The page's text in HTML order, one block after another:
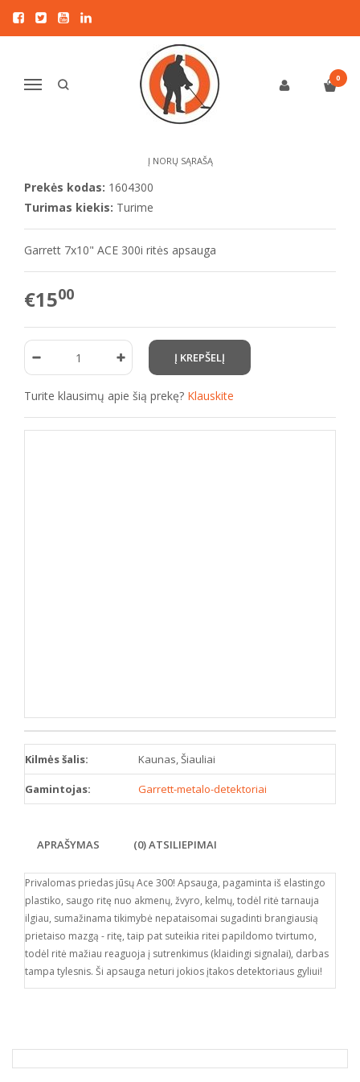
Navigacija
0
Pagrindinis KITI PRIEDAI
Garrett 7x10" ACE 300i ritės apsauga
GARRETT 7X10" ACE 300I RITĖS
Į NORŲ SĄRAŠĄ
Prekės kodas: 1604300
Turimas kiekis: Turime
Garrett 7x10" ACE 300i ritės apsauga
€1500
Turite klausimų apie šią prekę? Klauskite
Kilmės šalis: Kaunas, Šiauliai
Gamintojas: Garrett-metalo-detektoriai
APRAŠYMAS (0) ATSILIEPIMAI
Privalomas priedas jūsų Ace 300! Apsauga, pagaminta iš elastingo
plastiko, saugo ritę nuo akmenų, žvyro, kelmų, todėl ritė tarnauja
ilgiau, sumažinama tikimybė nepataisomai sugadinti brangiausią
prietaiso mazgą - ritę, taip pat suteikia ritei papildomo tvirtumo,
todėl ritė mažiau reaguoja į sutrenkimus (klaidingi signalai), darbas
tampa tylesnis. Ši apsauga neturi jokios įtakos detektoriaus gyliui!